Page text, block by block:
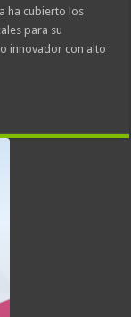
ha cubierto los
para su
innovador con alto